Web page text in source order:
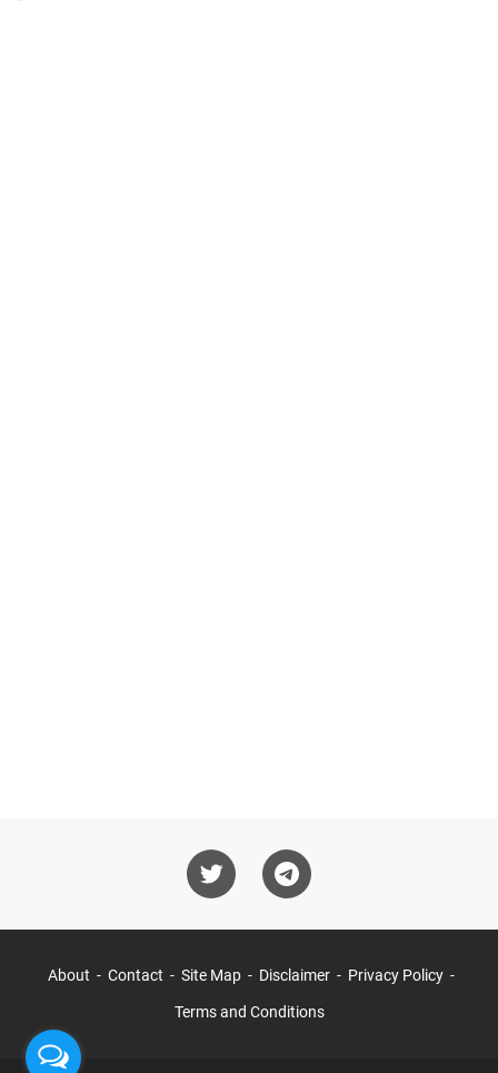
About Contact Site Map Disclaimer Privacy Policy
Terms and Conditions